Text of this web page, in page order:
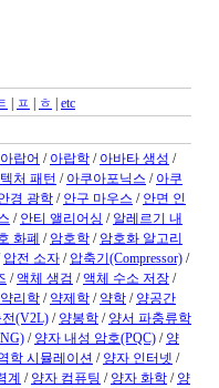
ㅍ ㅎ
etc
아랍어 / 아랍학 / 아바타 생성 /
처 패턴 / 아쿠아포닉스 / 아쿠
경 광학 / 안구 마우스 / 안면 인
/ 안티 앨리어싱 / 알레르기 내
화폐 / 암호학 / 암호화 알고리
압전 소자 / 압축기(Compressor) /
/액체 생검 /액체 수소 저장 /
약리학 / 약제학 / 약학 / 양공간
전(V2L) / 양봉학 / 양서 파충류학
/ 양자 내성 암호(PQC) / 양
학 시뮬레이션 / 양자 인터넷 /
계 / 양자 컴퓨팅 / 양자 화학 / 양